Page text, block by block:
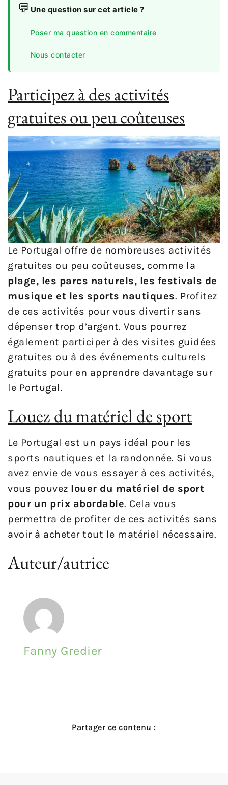
💬 Une question sur cet article ?
Poser ma question en commentaire
Nous contacter
Participez à des activités
gratuites ou peu coûteuses
Le Portugal offre de nombreuses activités
gratuites ou peu coûteuses, comme la
plage, les parcs naturels, les festivals de
musique et les sports nautiques. Profitez
de ces activités pour vous divertir sans
dépenser trop d’argent. Vous pourrez
également participer à des visites guidées
gratuites ou à des événements culturels
gratuits pour en apprendre davantage sur
le Portugal.
Louez du matériel de sport
Le Portugal est un pays idéal pour les
sports nautiques et la randonnée. Si vous
avez envie de vous essayer à ces activités,
vous pouvez louer du matériel de sport
pour un prix abordable. Cela vous
permettra de profiter de ces activités sans
avoir à acheter tout le matériel nécessaire.
Auteur/autrice
Fanny Gredier
Partager ce contenu :